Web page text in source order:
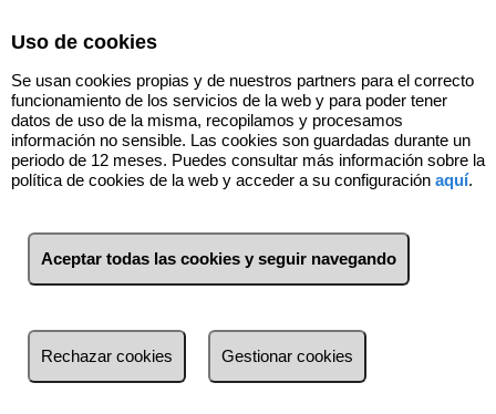
Volver
Uso de cookies
Se usan cookies propias y de nuestros partners para el correcto
funcionamiento de los servicios de la web y para poder tener
datos de uso de la misma, recopilamos y procesamos
información no sensible. Las cookies son guardadas durante un
periodo de 12 meses. Puedes consultar más información sobre la
política de cookies de la web y acceder a su configuración aquí.
Aceptar todas las cookies y seguir navegando
Rechazar cookies Gestionar cookies